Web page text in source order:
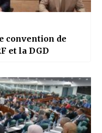
convention de
et la DGD